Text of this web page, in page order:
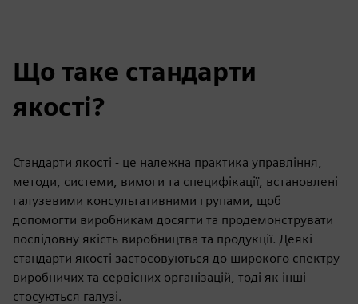
Що таке стандарти
якості?
Стандарти якості - це належна практика управління,
методи, системи, вимоги та специфікації, встановлені
галузевими консультативними групами, щоб
допомогти виробникам досягти та продемонструвати
послідовну якість виробництва та продукції. Деякі
стандарти якості застосовуються до широкого спектру
виробничих та сервісних організацій, тоді як інші
стосуються галузі.